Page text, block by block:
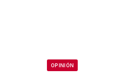
OPINIÓN